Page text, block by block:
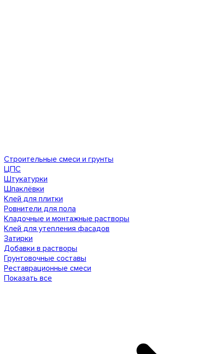
Строительные смеси и грунты
ЦПС
Штукатурки
Шпаклёвки
Клей для плитки
Ровнители для пола
Кладочные и монтажные растворы
Клей для утепления фасадов
Затирки
Добавки в растворы
Грунтовочные составы
Реставрационные смеси
Показать все